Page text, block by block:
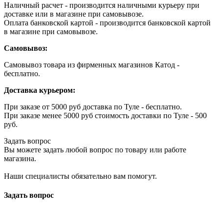
Наличный расчет - производится наличными курьеру при
доставке или в магазине при самовывозе.
Оплата банковской картой - производится банковской картой
в магазине при самовывозе.
Самовывоз:
Самовывоз товара из фирменных магазинов Катод -
бесплатно.
Доставка курьером:
При заказе от 5000 руб доставка по Туле - бесплатно.
При заказе менее 5000 руб стоимость доставки по Туле - 500
руб.
Задать вопрос
Вы можете задать любой вопрос по товару или работе
магазина.
Наши специалисты обязательно вам помогут.
Задать вопрос